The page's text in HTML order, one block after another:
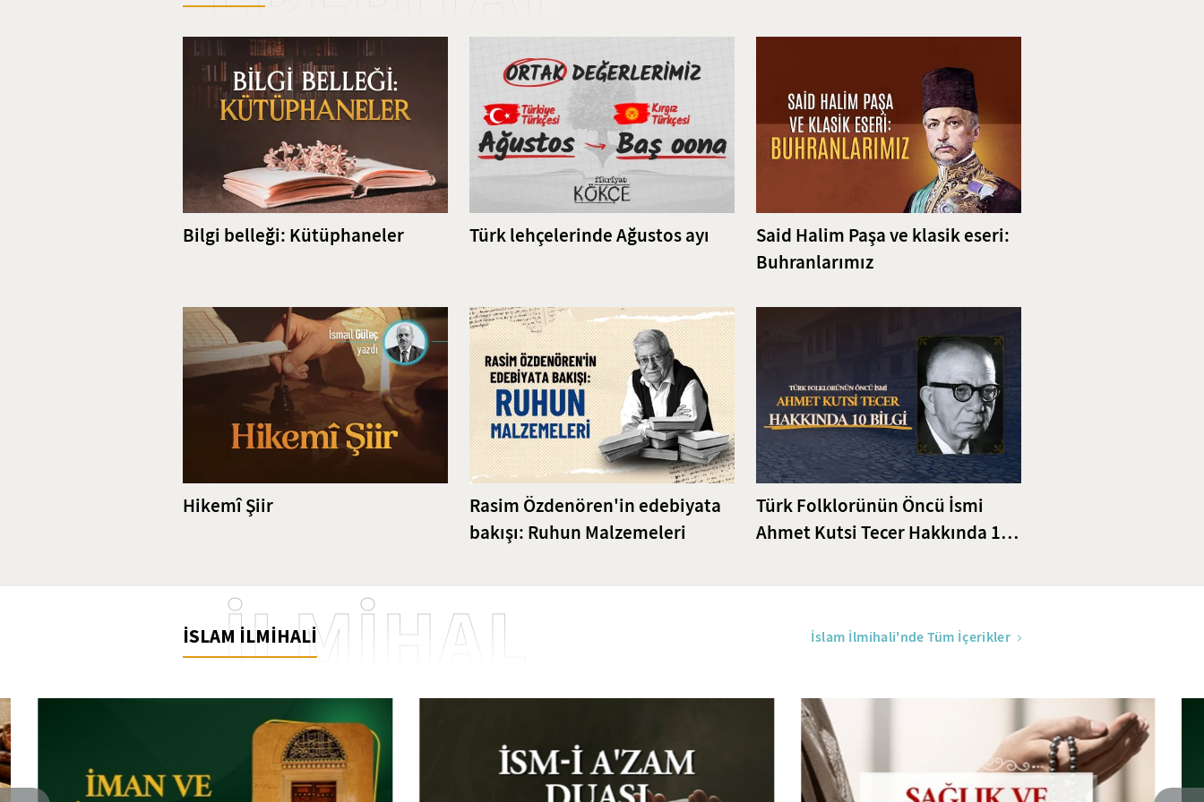
Bilgi belleği: Kütüphaneler Türk lehçelerinde Ağustos ayı
Said Halim Paşa ve klasik eseri:
Buhranlarımız
Hikemî Şiir
Rasim Özdenören'in edebiyata
bakışı: Ruhun Malzemeleri
Türk Folklorünün Öncü İsmi
Ahmet Kutsi Tecer Hakkında 10
İSLAM İLMİHALİ
İLMİHAL İslam İlmihali'nde Tüm İçerikler